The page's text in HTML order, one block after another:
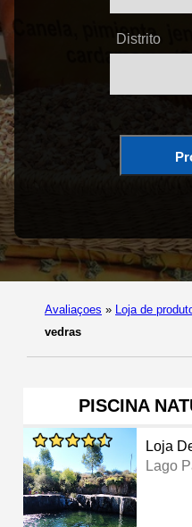
Distrito
Avaliaçoes » Loja de
vedras
PISCINA
Loja
Lago